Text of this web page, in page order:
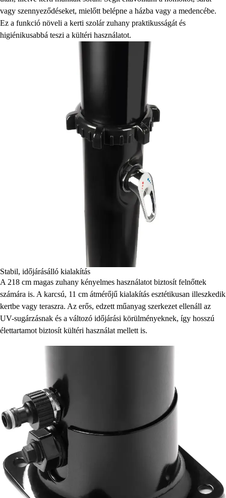
vagy szennyeződéseket, mielőtt belépne a házba vagy a medencébe.
Ez a funkció növeli a kerti szolár zuhany praktikusságát és
higiénikusabbá teszi a kültéri használatot.
Stabil, időjárásálló kialakítás
A 218 cm magas zuhany kényelmes használatot biztosít felnőttek
számára is. A karcsú, 11 cm átmérőjű kialakítás esztétikusan illeszkedik
kertbe vagy teraszra. Az erős, edzett műanyag szerkezet ellenáll az
UV-sugárzásnak és a változó időjárási körülményeknek, így hosszú
élettartamot biztosít kültéri használat mellett is.